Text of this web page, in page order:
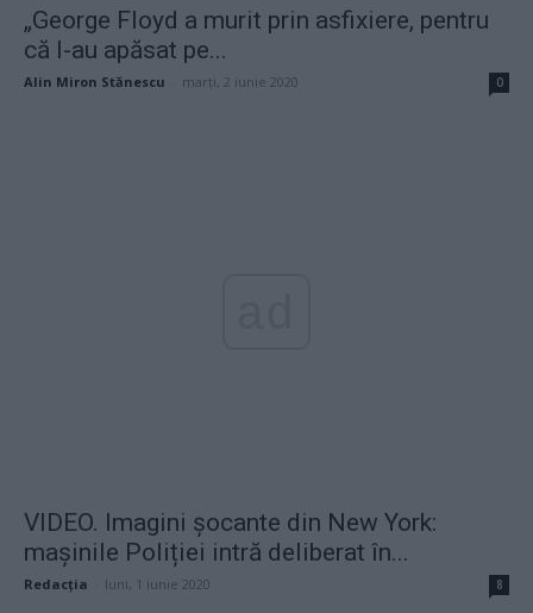
„George Floyd a murit prin asfixiere, pentru
că l-au apăsat pe...
Alin Miron Stănescu marți, 2 iunie 2020 0
VIDEO. Imagini șocante din New York:
mașinile Poliției intră deliberat în...
Redacţia luni, 1 iunie 2020 8